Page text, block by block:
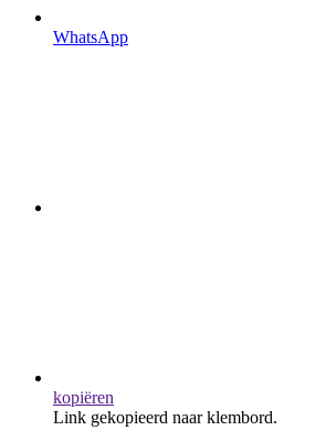
WhatsApp
kopiëren
Link gekopieerd naar klembord.